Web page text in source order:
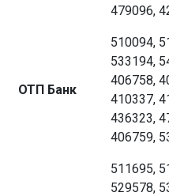
479096,
ОТП Банк
510094,
533194,
406758,
410337,
436323,
406759,
511695,
529578,